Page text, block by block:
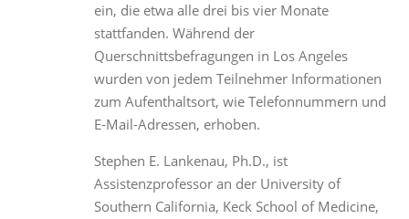
ein, die etwa alle drei bis vier Monate
stattfanden. Während der
Querschnittsbefragungen in Los Angeles
wurden von jedem Teilnehmer Informationen
zum Aufenthaltsort, wie Telefonnummern und
E-Mail-Adressen, erhoben.
Stephen E. Lankenau, Ph.D., ist
Assistenzprofessor an der University of
Southern California, Keck School of Medicine,